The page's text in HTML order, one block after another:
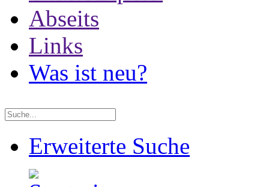
Abseits
Links
Was ist neu?
Erweiterte Suche